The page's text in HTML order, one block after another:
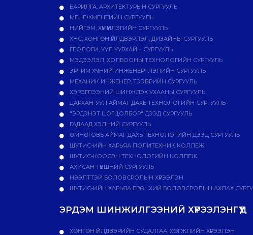
БАРИЛГА, АРХИТЕКТУРЫН СУРГУУЛЬ
МЕНЕЖМЕНТИЙН СУРГУУЛЬ
НИЙГЭМ, ХҮМҮҮНЛЭГИЙН СУРГУУЛЬ
ХҮНС, ХӨНГӨН ҮЙЛДВЭРЛЭЛ, ДИЗАЙНЫ СУРГУУЛЬ
ГЕОЛОГИ, УУЛ УУРХАЙН СУРГУУЛЬ
МЭДЭЭЛЭЛ, ХОЛБООНЫ ТЕХНОЛОГИЙН СУРГУУЛЬ
ЭРЧИМ ХҮЧНИЙ ИНЖЕНЕРЧЛЭЛИЙН СУРГУУЛЬ
МЕХАНИК ИНЖЕНЕР, ТЭЭВРИЙН СУРГУУЛЬ
ХЭРЭГЛЭЭНИЙ ШИНЖЛЭХ УХААНЫ СУРГУУЛЬ
ДАРХАН-УУЛ АЙМАГ ДАХЬ ТЕХНОЛОГИЙН СУРГУУЛЬ
"ЭРДЭНЭТ ЦОГЦОЛБОР" ДЭЭД СУРГУУЛЬ
ГАДААД ХЭЛНИЙ СУРГУУЛЬ
ӨМНӨГОВЬ АЙМАГ ДАХЬ ТЕХНОЛОГИЙН ДЭЭД СУРГУУЛЬ
ШУТИС-ИЙН ХАРЬЯА ПОЛИТЕХНИК КОЛЛЕЖ
ШУТИС-КООСЭН ТЕХНОЛОГИЙН КОЛЛЕЖ
АХИСАН ТҮВШНИЙ СУРГУУЛЬ
НЭЭЛТТЭЙ БОЛОВСРОЛЫН ХҮРЭЭЛЭН
ШУТИС-ИЙН ХАРЬЯА ЕРӨНХИЙ БОЛОВСРОЛЫН АХЛАХ
ЭРДЭМ ШИНЖИЛГЭЭНИЙ ХҮРЭЭЛЭНГҮҮД
ХӨНГӨН ҮЙЛДВЭРИЙН СУДАЛГАА, ХӨГЖЛИЙН ХҮРЭЭЛЭН